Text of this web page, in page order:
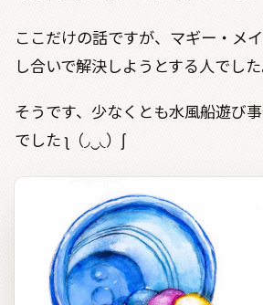
ここだけの話ですが、マギー・メ
し合いで解決しようとする人でした
そうです、少なくとも水風船遊び
でしたʅ （◞ ◟ ）ʃ